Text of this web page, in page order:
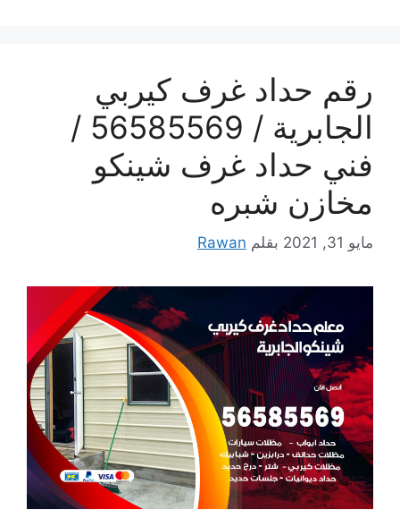
رقم حداد غرف كيربي
الجابرية / 56585569 /
فني حداد غرف شينكو
مخازن شبره
مايو 31, 2021 بقلم Rawan